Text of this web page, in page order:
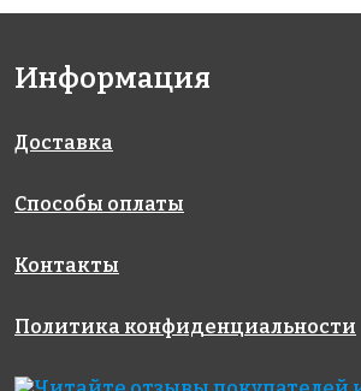
3570 руб./м²
313x495
3400 руб./м²
Информация
Доставка
Способы оплаты
Контакты
Политика конфиденциальности